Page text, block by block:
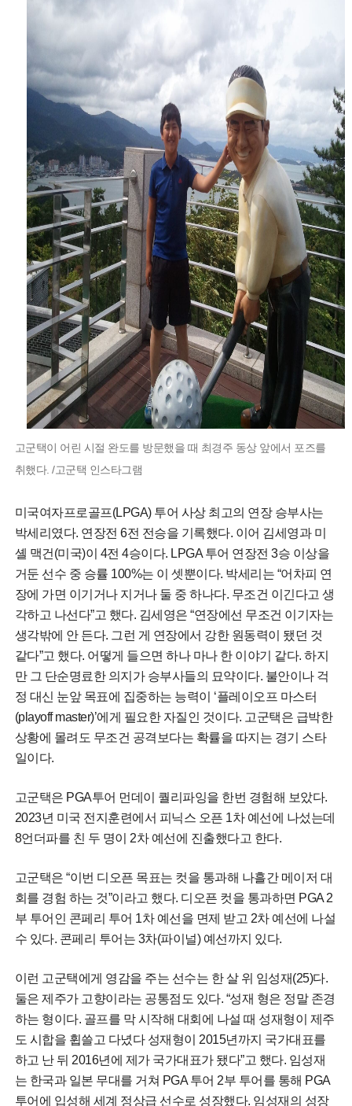
고군택이 어린 시절 완도를 방문했을 때 최경주 동상 앞에서 포즈를
취했다. /고군택 인스타그램
미국여자프로골프(LPGA) 투어 사상 최고의 연장 승부사는
박세리였다. 연장전 6전 전승을 기록했다. 이어 김세영과 미
셸 맥건(미국)이 4전 4승이다. LPGA 투어 연장전 3승 이상을
거둔 선수 중 승률 100%는 이 셋뿐이다. 박세리는 “어차피 연
장에 가면 이기거나 지거나 둘 중 하나다. 무조건 이긴다고 생
각하고 나선다”고 했다. 김세영은 “연장에선 무조건 이기자는
생각밖에 안 든다. 그런 게 연장에서 강한 원동력이 됐던 것
같다”고 했다. 어떻게 들으면 하나 마나 한 이야기 같다. 하지
만 그 단순명료한 의지가 승부사들의 묘약이다. 불안이나 걱
정 대신 눈앞 목표에 집중하는 능력이 ‘플레이오프 마스터
(playoff master)’에게 필요한 자질인 것이다. 고군택은 급박한
상황에 몰려도 무조건 공격보다는 확률을 따지는 경기 스타
일이다.
고군택은 PGA투어 먼데이 퀄리파잉을 한번 경험해 보았다.
2023년 미국 전지훈련에서 피닉스 오픈 1차 예선에 나섰는데
8언더파를 친 두 명이 2차 예선에 진출했다고 한다.
고군택은 “이번 디오픈 목표는 컷을 통과해 나흘간 메이저 대
회를 경험 하는 것”이라고 했다. 디오픈 컷을 통과하면 PGA 2
부 투어인 콘페리 투어 1차 예선을 면제 받고 2차 예선에 나설
수 있다. 콘페리 투어는 3차(파이널) 예선까지 있다.
이런 고군택에게 영감을 주는 선수는 한 살 위 임성재(25)다.
둘은 제주가 고향이라는 공통점도 있다. “성재 형은 정말 존경
하는 형이다. 골프를 막 시작해 대회에 나설 때 성재형이 제주
도 시합을 휩쓸고 다녔다 성재형이 2015년까지 국가대표를
하고 난 뒤 2016년에 제가 국가대표가 됐다”고 했다. 임성재
는 한국과 일본 무대를 거쳐 PGA 투어 2부 투어를 통해 PGA
투어에 입성해 세계 정상급 선수로 성장했다. 임성재의 성장